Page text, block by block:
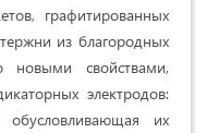
графитированных
из благородных
новыми свойствами,
электродов:
обусловливающая их